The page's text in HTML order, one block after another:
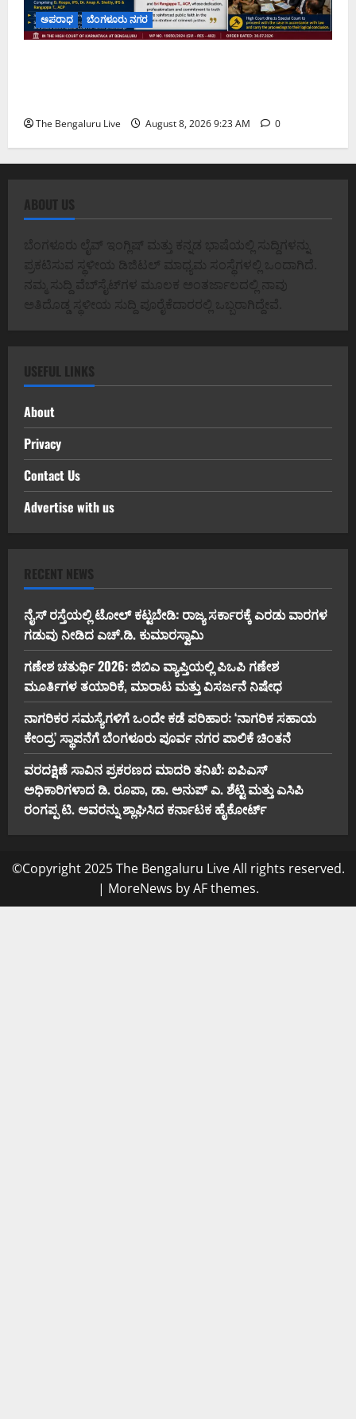
ಅಪರಾಧ ಬೆಂಗಳೂರು ನಗರ
The Bengaluru Live August 8, 2026 9:23 AM 0
ABOUT US
ಬೆಂಗಳೂರು ಲೈವ್ ಇಂಗ್ಲಿಷ್ ಮತ್ತು ಕನ್ನಡ ಭಾಷೆಯಲ್ಲಿ ಸುದ್ದಿಗಳನ್ನು
ಪ್ರಕಟಿಸುವ ಸ್ಥಳೀಯ ಡಿಜಿಟಲ್ ಮಾಧ್ಯಮ ಸಂಸ್ಥೆಗಳಲ್ಲಿ ಒಂದಾಗಿದೆ.
ನಮ್ಮ ಸುದ್ದಿ ವೆಬ್‌ಸೈಟ್‌ಗಳ ಮೂಲಕ ಅಂತರ್ಜಾಲದಲ್ಲಿ ನಾವು
ಅತಿದೊಡ್ಡ ಸ್ಥಳೀಯ ಸುದ್ದಿ ಪೂರೈಕೆದಾರರಲ್ಲಿ ಒಬ್ಬರಾಗಿದ್ದೇವೆ.
USEFUL LINKS
About
Privacy
Contact Us
Advertise with us
RECENT NEWS
ನೈಸ್ ರಸ್ತೆಯಲ್ಲಿ ಟೋಲ್ ಕಟ್ಟಬೇಡಿ: ರಾಜ್ಯ ಸರ್ಕಾರಕ್ಕೆ ಎರಡು ವಾರಗಳ
ಗಡುವು ನೀಡಿದ ಎಚ್.ಡಿ. ಕುಮಾರಸ್ವಾಮಿ
ಗಣೇಶ ಚತುರ್ಥಿ 2026: ಜಿಬಿಎ ವ್ಯಾಪ್ತಿಯಲ್ಲಿ ಪಿಒಪಿ ಗಣೇಶ
ಮೂರ್ತಿಗಳ ತಯಾರಿಕೆ, ಮಾರಾಟ ಮತ್ತು ವಿಸರ್ಜನೆ ನಿಷೇಧ
ನಾಗರಿಕರ ಸಮಸ್ಯೆಗಳಿಗೆ ಒಂದೇ ಕಡೆ ಪರಿಹಾರ: ‘ನಾಗರಿಕ ಸಹಾಯ
ಕೇಂದ್ರ’ ಸ್ಥಾಪನೆಗೆ ಬೆಂಗಳೂರು ಪೂರ್ವ ನಗರ ಪಾಲಿಕೆ ಚಿಂತನೆ
ವರದಕ್ಷಿಣೆ ಸಾವಿನ ಪ್ರಕರಣದ ಮಾದರಿ ತನಿಖೆ: ಐಪಿಎಸ್
ಅಧಿಕಾರಿಗಳಾದ ಡಿ. ರೂಪಾ, ಡಾ. ಅನುಪ್ ಎ. ಶೆಟ್ಟಿ ಮತ್ತು ಎಸಿಪಿ
ರಂಗಪ್ಪ ಟಿ. ಅವರನ್ನು ಶ್ಲಾಘಿಸಿದ ಕರ್ನಾಟಕ ಹೈಕೋರ್ಟ್
©Copyright 2025 The Bengaluru Live All rights reserved.
| MoreNews by AF themes.